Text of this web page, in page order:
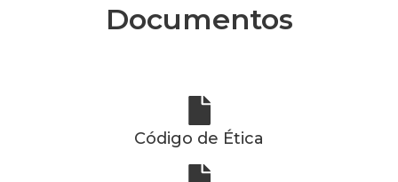
Documentos
Código de Ética